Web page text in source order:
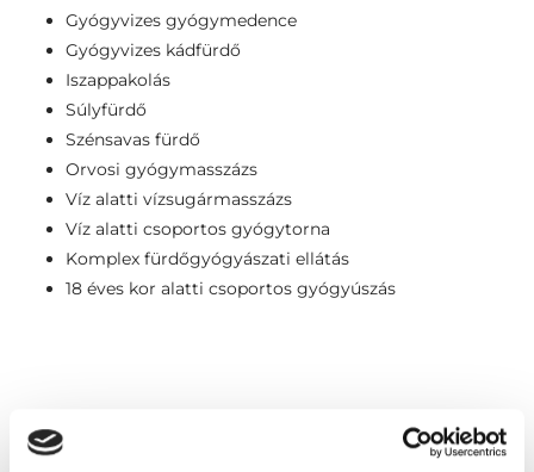
Gyógyvizes gyógymedence
Gyógyvizes kádfürdő
Iszappakolás
Súlyfürdő
Szénsavas fürdő
Orvosi gyógymasszázs
Víz alatti vízsugármasszázs
Víz alatti csoportos gyógytorna
Komplex fürdőgyógyászati ellátás
18 éves kor alatti csoportos gyógyúszás